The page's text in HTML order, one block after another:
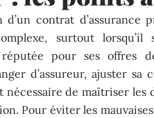
d’un contrat d’assurance
surtout
réputée pour ses offres
d’assureur, ajuster
nécessaire de maîtriser les
Pour éviter les